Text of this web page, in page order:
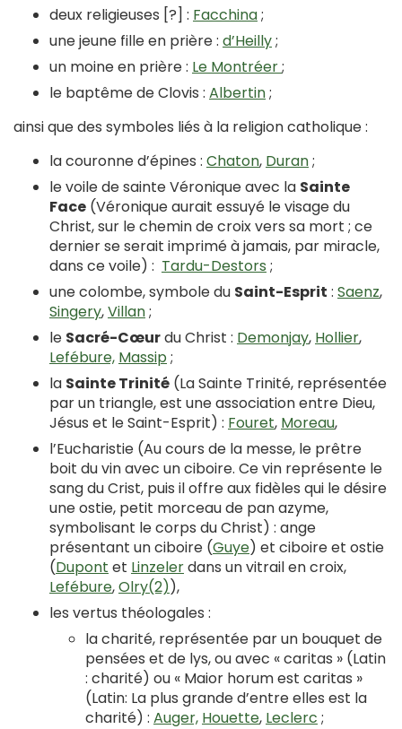
deux religieuses [?] : Facchina;
une jeune fille en prière : d’Heilly;
un moine en prière : Le Montréer;
le baptême de Clovis : Albertin;
ainsi que des symboles liés à la religion catholique :
la couronne d’épines : Chaton, Duran;
le voile de sainte Véronique avec la Sainte
Face (Véronique aurait essuyé le visage du
Christ, sur le chemin de croix vers sa mort ; ce
dernier se serait imprimé à jamais, par miracle,
dans ce voile) : Tardu-Destors ;
une colombe, symbole du Saint-Esprit : Saenz,
Singery,Villan;
le Sacré-Cœurdu Christ : Demonjay, Hollier,
Lefébure, Massip ;
la Sainte Trinité (La Sainte Trinité, représentée
par un triangle, est une association entre Dieu,
Jésus et le Saint-Esprit) : Fouret, Moreau,
l’Eucharistie (Au cours de la messe, le prêtre
boit du vin avec un ciboire. Ce vin représente le
sang du Crist, puis il offre aux fidèles qui le désire
une ostie, petit morceau de pan azyme,
symbolisant le corps du Christ) : ange
présentant un ciboire (Guye) et ciboire et ostie
(Dupont et Linzelerdans un vitrail en croix,
Lefébure,Olry(2)),
les vertus théologales :
la charité, représentée par un bouquet de
pensées et de lys, ou avec « caritas » (Latin
: charité) ou « Maior horum est caritas »
(Latin: La plus grande d’entre elles est la
charité) : Auger, Houette, Leclerc ;